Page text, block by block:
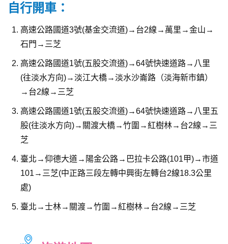
自行開車：
高速公路國道3號(基金交流道)→台2線→萬里→金山→
石門→三芝
高速公路國道1號(五股交流道)→64號快速道路→八里
(往淡水方向)→淡江大橋→淡水沙崙路（淡海新市鎮）
→台2線→三芝
高速公路國道1號(五股交流道)→64號快速道路→八里五
股(往淡水方向)→關渡大橋→竹圍→紅樹林→台2線→三
芝
臺北→仰德大道→陽金公路→巴拉卡公路(101甲)→市道
101→三芝(中正路三段左轉中興街左轉台2線18.3公里
處)
臺北→士林→關渡→竹圍→紅樹林→台2線→三芝